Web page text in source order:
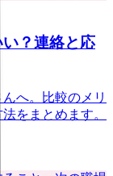
？連絡と応
へ。比較のメリ
をまとめます。